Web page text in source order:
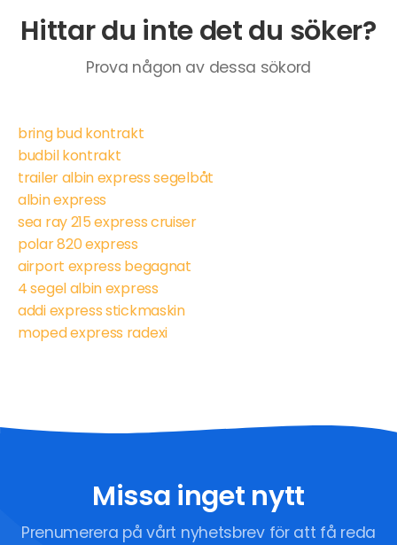
Hittar du inte det du söker?
Prova någon av dessa sökord
bring bud kontrakt
budbil kontrakt
trailer albin express segelbåt
albin express
sea ray 215 express cruiser
polar 820 express
airport express begagnat
4 segel albin express
addi express stickmaskin
moped express radexi
Missa inget nytt
Prenumerera på vårt nyhetsbrev för att få reda